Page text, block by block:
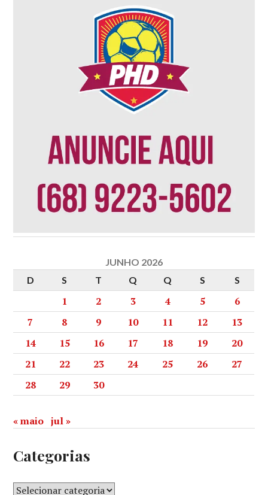
JUNHO 2026
D
S T Q Q S S
1 2 3 4 5
6
7
8 9 10 11 12
13
14
15 16 17 18 19
20
21
22 23 24 25 26
27
28
29 30
« maio jul »
Categorias